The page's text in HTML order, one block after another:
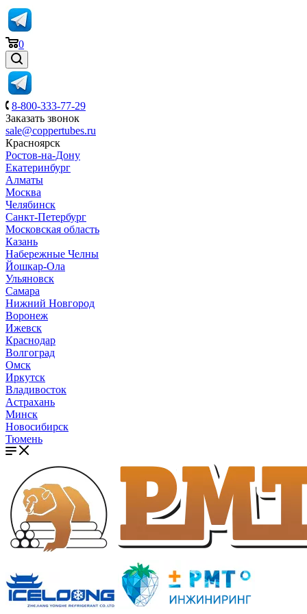
0
8-800-333-77-29
Заказать звонок
sale@coppertubes.ru
Красноярск
Ростов-на-Дону
Екатеринбург
Алматы
Москва
Челябинск
Санкт-Петербург
Московская область
Казань
Набережные Челны
Йошкар-Ола
Ульяновск
Самара
Нижний Новгород
Воронеж
Ижевск
Краснодар
Волгоград
Омск
Иркутск
Владивосток
Астрахань
Минск
Новосибирск
Тюмень